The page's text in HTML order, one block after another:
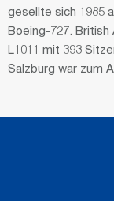
gesellte sich 1985
Boeing-727.
L1011 mit 393
Salzburg war zum